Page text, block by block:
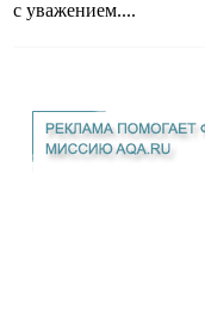
с уважением....